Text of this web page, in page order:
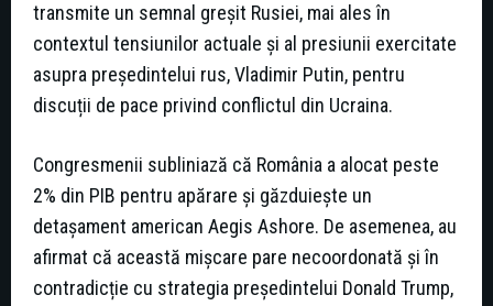
transmite un semnal greșit Rusiei, mai ales în
contextul tensiunilor actuale și al presiunii exercitate
asupra președintelui rus, Vladimir Putin, pentru
discuții de pace privind conflictul din Ucraina.
Congresmenii subliniază că România a alocat peste
2% din PIB pentru apărare și găzduiește un
detașament american Aegis Ashore. De asemenea, au
afirmat că această mișcare pare necoordonată și în
contradicție cu strategia președintelui Donald Trump,